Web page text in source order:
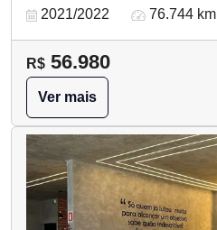
2021/2022 76.744 km
R$ 56.980
Ver mais